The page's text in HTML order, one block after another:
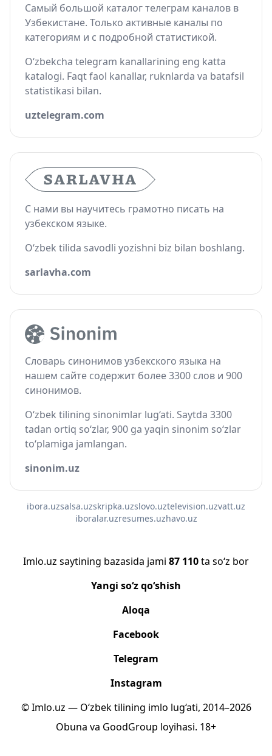
Самый большой каталог телеграм каналов в
Узбекистане. Только активные каналы по
категориям и с подробной статистикой.
O‘zbekcha telegram kanallarining eng katta
katalogi. Faqt faol kanallar, ruknlarda va batafsil
statistikasi bilan.
uztelegram.com
С нами вы научитесь грамотно писать на
узбекском языке.
O‘zbek tilida savodli yozishni biz bilan boshlang.
sarlavha.com
Словарь синонимов узбекского языка на
нашем сайте содержит более 3300 слов и 900
синонимов.
O‘zbek tilining sinonimlar lug‘ati. Saytda 3300
tadan ortiq so‘zlar, 900 ga yaqin sinonim so‘zlar
to‘plamiga jamlangan.
sinonim.uz
ibora.uzsalsa.uzskripka.uzslovo.uztelevision.uzvatt.uz
iboralar.uzresumes.uzhavo.uz
Imlo.uz saytining bazasida jami 87 110ta so‘z bor
Yangi so‘z qo‘shish
Aloqa
Facebook
Telegram
Instagram
© Imlo.uz — O‘zbek tilining imlo lug‘ati, 2014–2026
Obuna va GoodGroup loyihasi. 18+